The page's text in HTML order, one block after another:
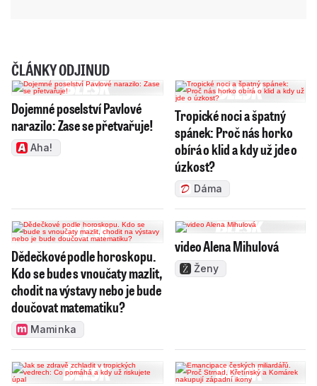
ČLÁNKY ODJINUD
Dojemné poselství Pavlové
narazilo: Zase se přetvařuje!
Aha!
Tropické noci a špatný
spánek: Proč nás horko
obírá o klid a kdy už jde o
úzkost?
Dáma
Dědečkové podle horoskopu.
Kdo se bude s vnoučaty mazlit,
chodit na výstavy nebo je bude
doučovat matematiku?
Maminka
video Alena Mihulová
Ženy